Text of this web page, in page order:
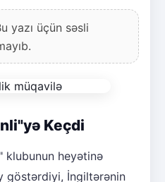
yazı üçün səsli
Keçdi
klubunun heyətinə
göstərdiyi, İngiltərənin